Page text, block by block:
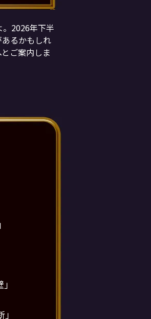
2026年下半
るかもしれ
ご案内しま